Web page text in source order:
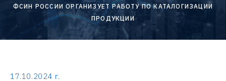
ФСИН РОССИИ ОРГАНИЗУЕТ РАБОТУ ПО КАТАЛОГИЗАЦИИ
ПРОДУКЦИИ
17.10.2024 г.